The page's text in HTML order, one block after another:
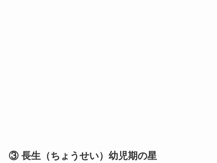
③ 長生（ちょうせい）幼児期の星